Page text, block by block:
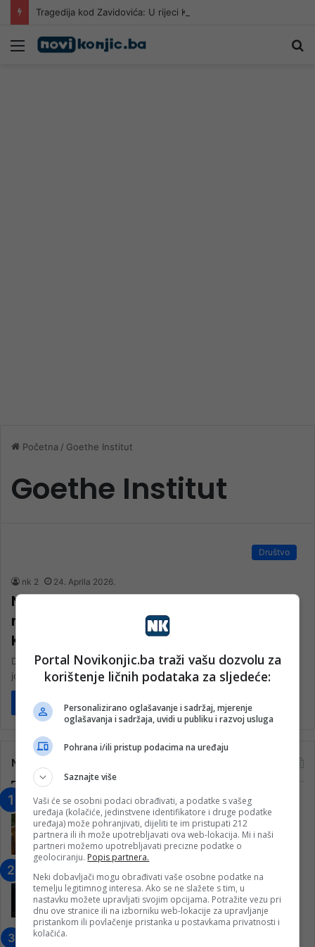
Meni
Početna / Goethe Institut
Goethe Institut
Društvo
nk 2 24. Aprila 2026.
Nagradni izlet za najbolje poznavaoce
njemačkoj jezika Prve osnovne škole
Konjic
Današnji izlet u Sarajevo, planiran po Godišnjem planu i programu,
još jednom je pokazao da se trud i rad uvijek…
Pročitaj više
Najčitanije
“Obrazovanje gradi BiH-Jovan Divjak“
– Konjic je u posljednje 22 godine imao
25 ​​stipendista
15. Februara 2023.
Nogometaši Igmana iznenadili
Konjičanke cvijećem i besplatnim
ulazom na utakmicu
7. Marta 2025.
Portal Novikonjic.ba traži vašu dozvolu za
korištenje ličnih podataka za sljedeće:
Personalizirano oglašavanje i sadržaj, mjerenje
oglašavanja i sadržaja, uvidi u publiku i razvoj usluga
Pohrana i/ili pristup podacima na uređaju
Saznajte više
Vaši će se osobni podaci obrađivati, a podatke s vašeg
uređaja (kolačiće, jedinstvene identifikatore i druge podatke
uređaja) može pohranjivati, dijeliti te im pristupati 212
partnera ili ih može upotrebljavati ova web-lokacija. Mi i naši
partneri možemo upotrebljavati precizne podatke o
geolociranju. Popis partnera.
Neki dobavljači mogu obrađivati vaše osobne podatke na
temelju legitimnog interesa. Ako se ne slažete s tim, u
nastavku možete upravljati svojim opcijama. Potražite vezu pri
dnu ove stranice ili na izborniku web-lokacije za upravljanje
pristankom ili povlačenje pristanka u postavkama privatnosti i
kolačića.